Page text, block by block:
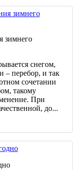
зимнего
снегом,
– перебор, и так
сочетании
такому
При
до...